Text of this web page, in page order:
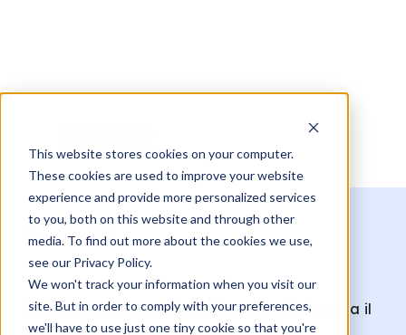
This website stores cookies on your computer.
These cookies are used to improve your website
experience and provide more personalized services
to you, both on this website and through other
media. To find out more about the cookies we use,
see our Privacy Policy.
We won't track your information when you visit our
site. But in order to comply with your preferences,
we'll have to use just one tiny cookie so that you're
Contatti
Hai bisogno di maggiori informazioni? Compila il